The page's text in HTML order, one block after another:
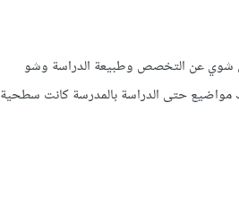
شوي عن التخصص وطبيعة الدراسة وشو
مواضيع حتى الدراسة بالمدرسة كانت سطحية